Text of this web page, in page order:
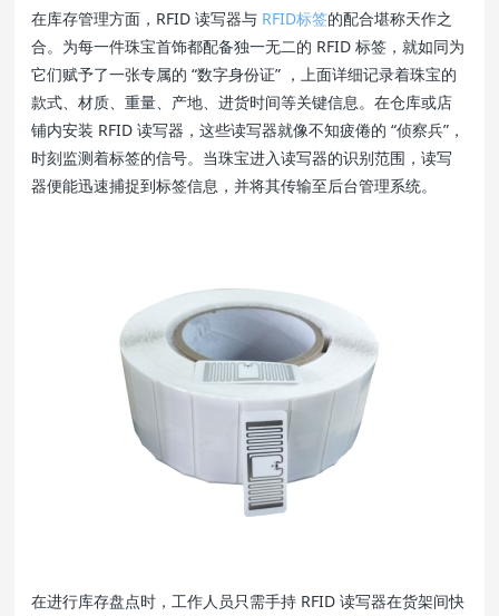
在库存管理方面，RFID 读写器与 RFID标签的配合堪称天作之
合。为每一件珠宝首饰都配备独一无二的 RFID 标签，就如同为
它们赋予了一张专属的 “数字身份证” ，上面详细记录着珠宝的
款式、材质、重量、产地、进货时间等关键信息。在仓库或店
铺内安装 RFID 读写器，这些读写器就像不知疲倦的 “侦察兵”，
时刻监测着标签的信号。当珠宝进入读写器的识别范围，读写
器便能迅速捕捉到标签信息，并将其传输至后台管理系统。
在进行库存盘点时，工作人员只需手持 RFID 读写器在货架间快